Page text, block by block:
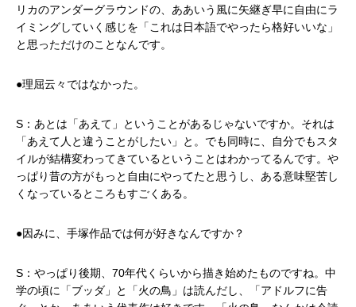
リカのアンダーグラウンドの、ああいう風に矢継ぎ早に自由にラ
イミングしていく感じを「これは日本語でやったら格好いいな」
と思っただけのことなんです。
●理屈云々ではなかった。
S：あとは「あえて」ということがあるじゃないですか。それは
「あえて人と違うことがしたい」と。でも同時に、自分でもスタ
イルが結構変わってきているということはわかってるんです。や
っぱり昔の方がもっと自由にやってたと思うし、ある意味堅苦し
くなっているところもすごくある。
●因みに、手塚作品では何が好きなんですか？
S：やっぱり後期、70年代くらいから描き始めたものですね。中
学の頃に「ブッダ」と「火の鳥」は読んだし、「アドルフに告